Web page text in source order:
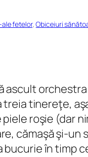
ale fetelor, Obiceiuri
ascult
treia tinereţe,
roşie (dar
cămaşă şi-
bucurie în timp